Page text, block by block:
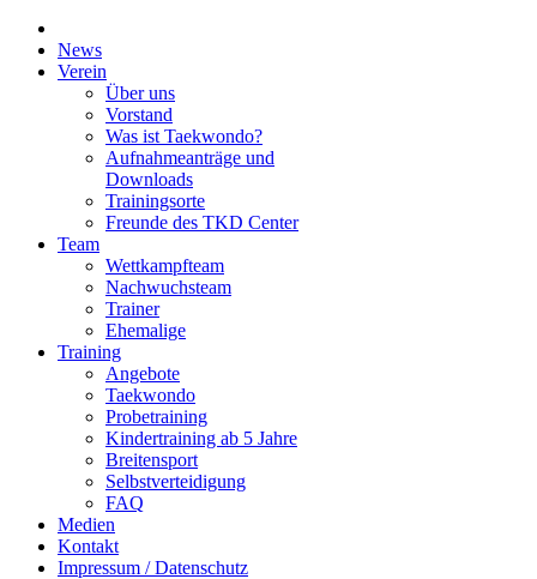
News
Verein
Über uns
Vorstand
Was ist Taekwondo?
Aufnahmeanträge und
Downloads
Trainingsorte
Freunde des TKD Center
Team
Wettkampfteam
Nachwuchsteam
Trainer
Ehemalige
Training
Angebote
Taekwondo
Probetraining
Kindertraining ab 5 Jahre
Breitensport
Selbstverteidigung
FAQ
Medien
Kontakt
Impressum / Datenschutz